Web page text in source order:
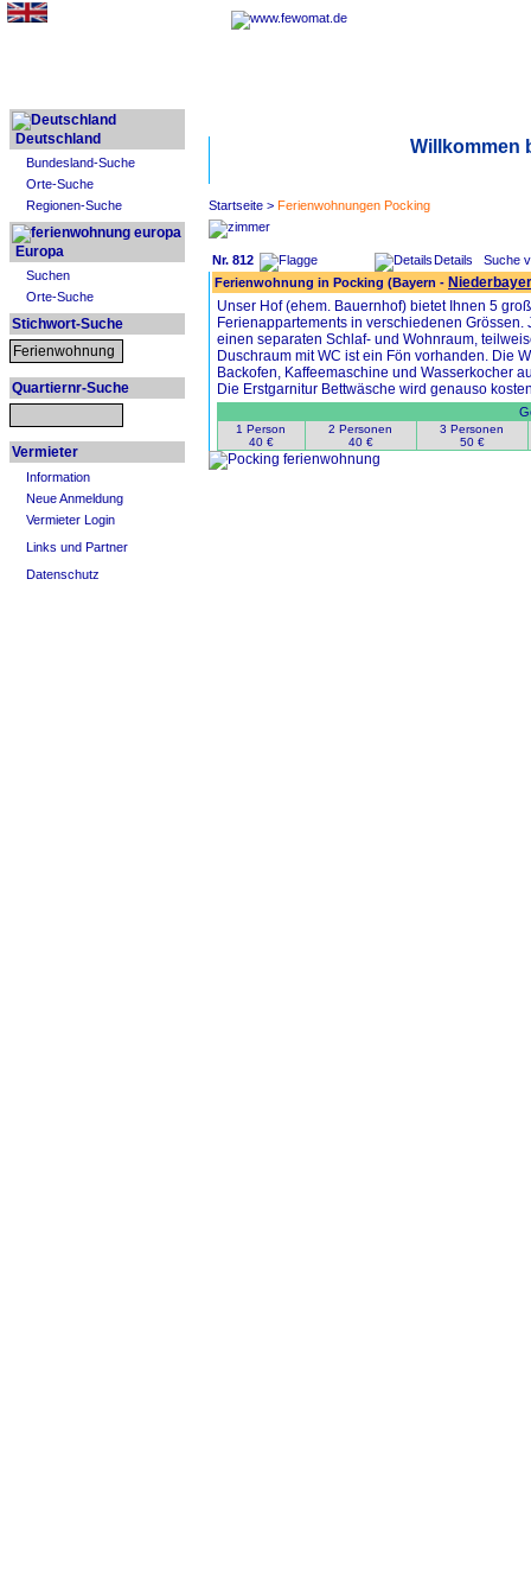
Deutschland
Bundesland-Suche
Orte-Suche
Regionen-Suche
Europa
Suchen
Orte-Suche
Stichwort-Suche
Quartiernr-Suche
Vermieter
Information
Neue Anmeldung
Vermieter Login
Links und Partner
Datenschutz
Willkommen
Startseite > Ferienwohnungen Pocking
Nr. 812 Details
Suche
Ferienwohnung in Pocking (Bayern -
Unser Hof (ehem. Bauernhof) bietet Ihnen 5
Ferienappartements in verschiedenen
einen separaten Schlaf- und Wohnraum,
Duschraum mit WC ist ein Fön vorhanden. Die
Backofen, Kaffeemaschine und Wasserkocher
Die Erstgarnitur Bettwäsche wird genauso
1 Person
40 €
2 Personen
40 €
3 Personen
50 €